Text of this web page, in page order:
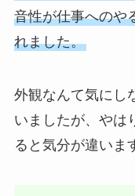
音性が仕事へのや
れました。
外観なんて気にし
いましたが、やは
ると気分が違いま